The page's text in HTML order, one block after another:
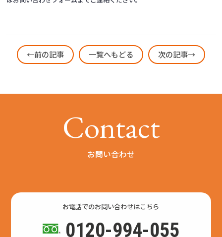
←前の記事 一覧へもどる 次の記事→
Contact
お問い合わせ
お電話でのお問い合わせはこちら
0120-994-055